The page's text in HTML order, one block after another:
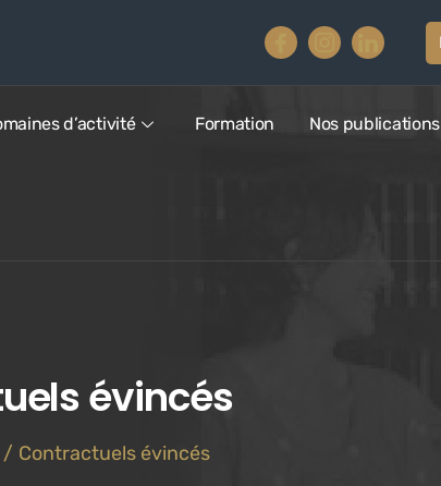
d’activité Formation Nos publications
évincés
/ Contractuels évincés